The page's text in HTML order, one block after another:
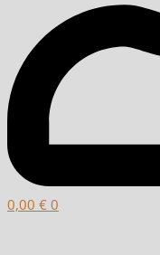
0,00 € 0